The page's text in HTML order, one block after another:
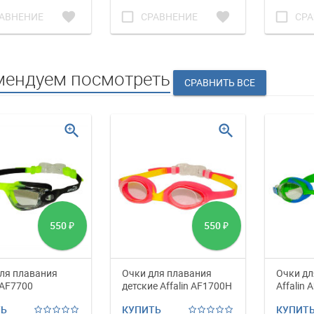
favorite check_box_outline_blank СРАВНЕНИЕ favorite check_box_outline_blank
посмотреть
550 ₽
плавания
zoom_in
550 ₽
Очки для плавания
детские Affalin AF1700H
КУПИТЬ
zoom_in
Очки
Affalin